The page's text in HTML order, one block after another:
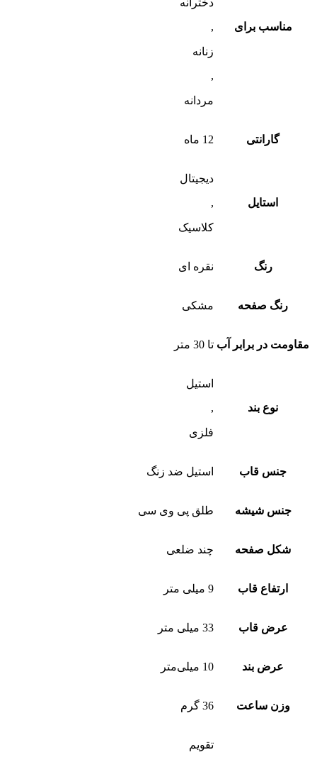
مناسب برای
دخترانه
,
زنانه
,
مردانه
گارانتی 12 ماه
استایل
دیجیتال
,
کلاسیک
رنگ نقره ای
رنگ صفحه مشکی
مقاومت در برابر آب تا 30 متر
نوع بند
استیل
,
فلزی
جنس قاب استیل ضد زنگ
جنس شیشه طلق پی وی سی
شکل صفحه چند ضلعی
ارتفاع قاب 9 میلی متر
عرض قاب 33 میلی متر
عرض بند 10 میلی‌متر
وزن ساعت 36 گرم
تقویم